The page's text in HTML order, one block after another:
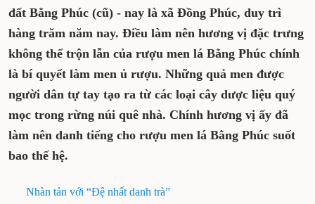
đất Bằng Phúc (cũ) - nay là xã Đồng Phúc, duy trì
hàng trăm năm nay. Điều làm nên hương vị đặc trưng
không thể trộn lẫn của rượu men lá Bằng Phúc chính
là bí quyết làm men ủ rượu. Những quả men được
người dân tự tay tạo ra từ các loại cây dược liệu quý
mọc trong rừng núi quê nhà. Chính hương vị ấy đã
làm nên danh tiếng cho rượu men lá Bằng Phúc suốt
bao thế hệ.
Nhàn tản với “Đệ nhất danh trà”